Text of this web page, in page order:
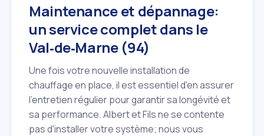
Maintenance et dépannage:
un service complet dans le
Val‑de‑Marne (94)
Une fois votre nouvelle installation de
chauffage en place, il est essentiel d'en assurer
l'entretien régulier pour garantir sa longévité et
sa performance. Albert et Fils ne se contente
pas d'installer votre système; nous vous